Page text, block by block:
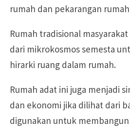
rumah dan pekarangan
Rumah tradisional
dari mikrokosmos semesta
hirarki ruang dalam rumah.
Rumah adat ini juga menjadi
dan ekonomi jika dilihat dari
digunakan untuk